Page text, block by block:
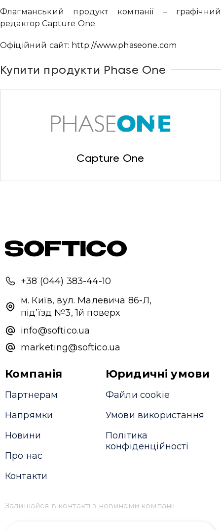
Флагманський продукт компанії – графічний
редактор Capture One.
Офіційний сайт: http://www.phaseone.com
Купити продукти Phase One
Capture One
+38 (044) 383-44-10
м. Київ, вул. Малевича 86-Л,
під’їзд №3, 1й поверх
info@softico.ua
marketing@softico.ua
Компанія
Партнерам
Напрямки
Новини
Про нас
Контакти
Юридичні умови
Файли cookie
Умови використання
Політика
конфіденційності
Залишайся в контакті з новинами компанії
Ми зазвичай відповідаємо дуже швидко